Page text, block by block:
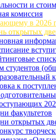
и
комиссия
в 2026
открытых
студентов
к
факультетов
открытых